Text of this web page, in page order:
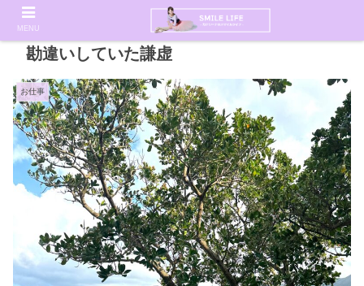
勘違いしていた謙虚
お仕事
MENU